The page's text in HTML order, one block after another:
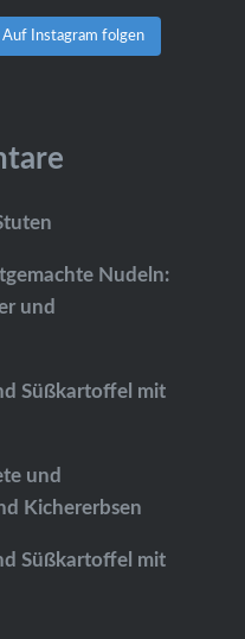
Auf Instagram folgen
Nudeln:
und
Süßkartoffel mit
und
Kichererbsen
Süßkartoffel mit